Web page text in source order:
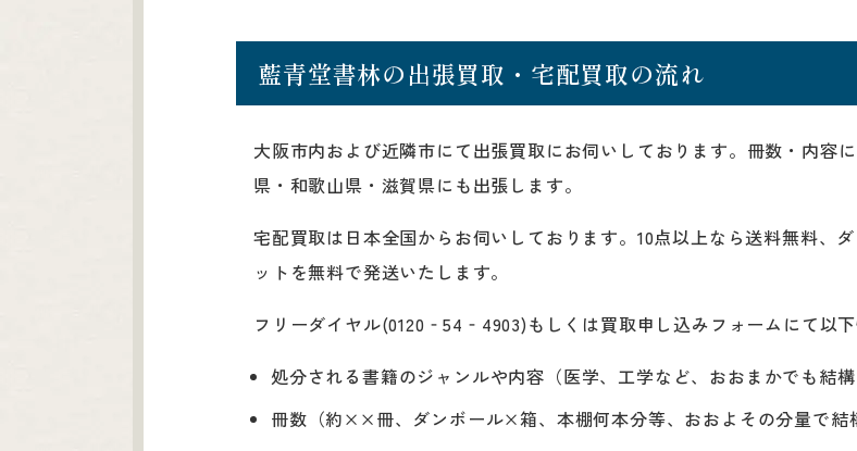
藍青堂書林の出張買取・宅配買取の流れ
大阪市内および近隣市にて出張買取にお伺いしております。冊数・内容
県・和歌山県・滋賀県にも出張します。
宅配買取は日本全国からお伺いしております。10点以上なら送料無料、
ットを無料で発送いたします。
フリーダイヤル(0120‐54‐4903)もしくは買取申し込みフォームにて以下
処分される書籍のジャンルや内容（医学、工学など、おおまかでも結構
冊数（約××冊、ダンボール×箱、本棚何本分等、おおよその分量で結